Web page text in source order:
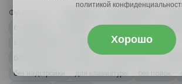
Функционал:
с надстройкой с
трансформеры со стеллажом
без надстройки
для клавиатуры без полок
политикой
Хорошо